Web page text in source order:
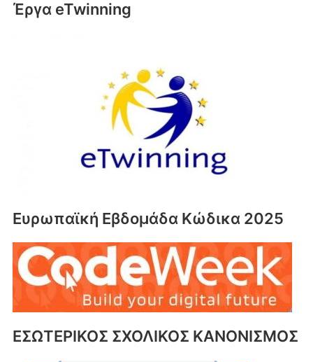
Έργα eTwinning
Ευρωπαϊκή Εβδομάδα Κώδικα 2025
ΕΣΩΤΕΡΙΚΟΣ ΣΧΟΛΙΚΟΣ ΚΑΝΟΝΙΣΜΟΣ